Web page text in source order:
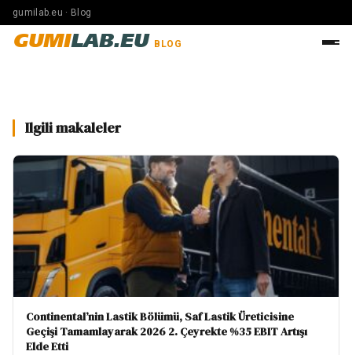
gumilab.eu · Blog
GUMILAB.EU BLOG
Ilgili makaleler
Continental’nin Lastik Bölümü, Saf Lastik Üreticisine
Geçişi Tamamlayarak 2026 2. Çeyrekte %35 EBIT Artışı
Elde Etti